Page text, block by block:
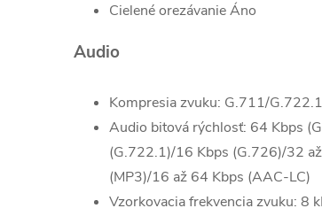
Cielené orezávanieÁno
Audio
Kompresia zvuku: G.711/
Audio bitová rýchlosť: 64 Kbps
(G.722.1)/16 Kbps (G.726)/32
(MP3)/16 až 64 Kbps (AAC-LC)
Vzorkovacia frekvencia zvuku: 8